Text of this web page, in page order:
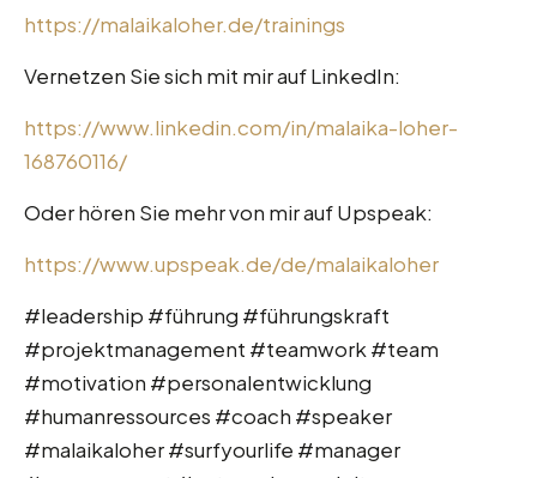
https://malaikaloher.de/trainings
Vernetzen Sie sich mit mir auf LinkedIn:
https://www.linkedin.com/in/malaika-loher-
168760116/
Oder hören Sie mehr von mir auf Upspeak:
https://www.upspeak.de/de/malaikaloher
#leadership #führung #führungskraft
#projektmanagement #teamwork #team
#motivation #personalentwicklung
#humanressources #coach #speaker
#malaikaloher #surfyourlife #manager